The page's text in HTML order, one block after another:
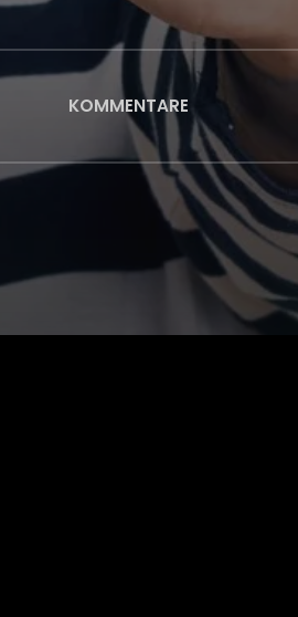
KOMMENTARE